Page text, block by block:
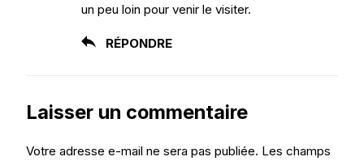
un peu loin pour venir le visiter.
RÉPONDRE
Laisser un commentaire
Votre adresse e-mail ne sera pas publiée. Les champs